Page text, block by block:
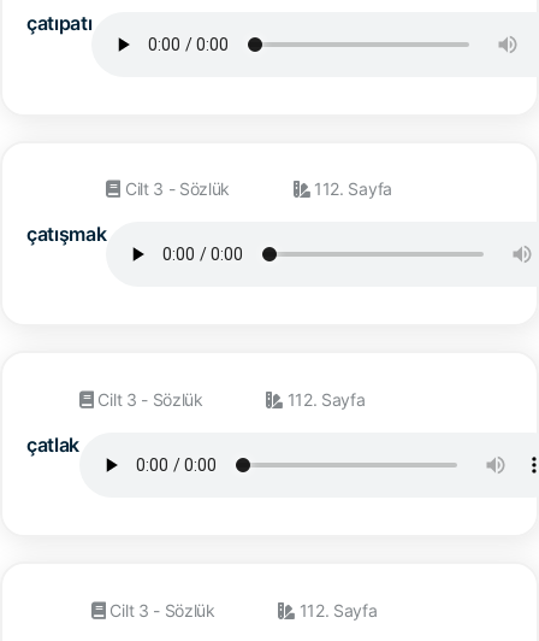
çatıpatı
çatışmak
Cilt 3 - Sözlük 112. Sayfa
çatlak
Cilt 3 - Sözlük 112. Sayfa
Cilt 3 - Sözlük 112. Sayfa